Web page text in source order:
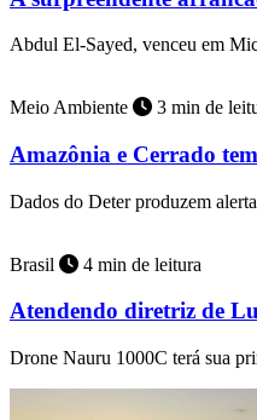
Abdul El-Sayed, venceu em
Meio Ambiente 3 min de
Amazônia e Cerrado
Dados do Deter produzem
Brasil 4 min de leitura
Atendendo diretriz de
Drone Nauru 1000C terá sua